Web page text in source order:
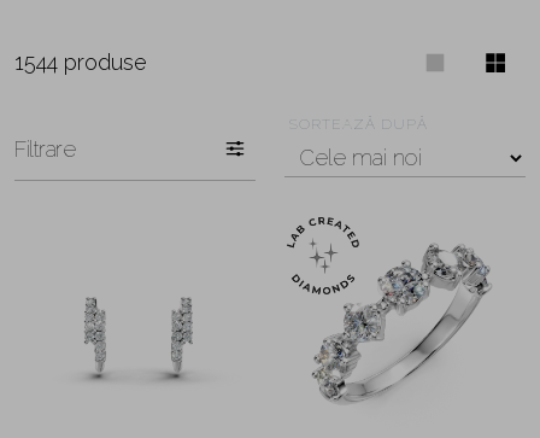
1544 produse
Filtrare
SORTEAZĂ DUPĂ